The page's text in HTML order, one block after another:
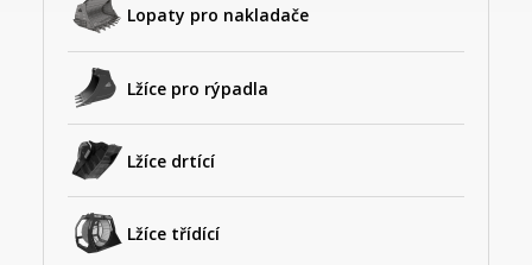
Lopaty pro nakladače
Lžíce pro rýpadla
Lžíce drtící
Lžíce třídící